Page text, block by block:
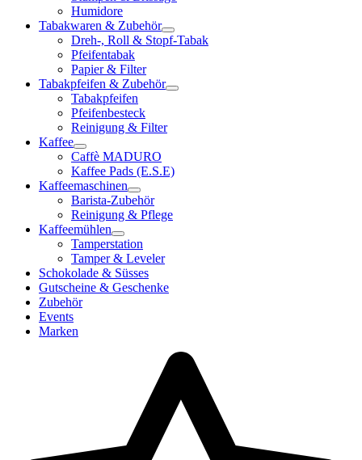
Humidore
Tabakwaren & Zubehör
Dreh-, Roll & Stopf-Tabak
Pfeifentabak
Papier & Filter
Tabakpfeifen & Zubehör
Tabakpfeifen
Pfeifenbesteck
Reinigung & Filter
Kaffee
Caffè MADURO
Kaffee Pads (E.S.E)
Kaffeemaschinen
Barista-Zubehör
Reinigung & Pflege
Kaffeemühlen
Tamperstation
Tamper & Leveler
Schokolade & Süsses
Gutscheine & Geschenke
Zubehör
Events
Marken